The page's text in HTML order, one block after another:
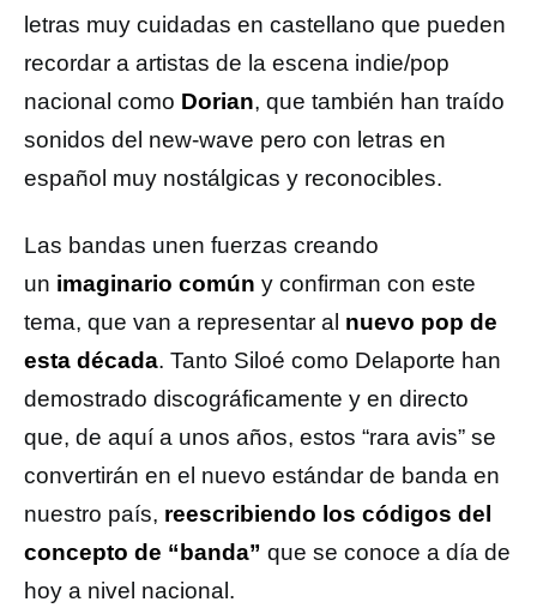
letras muy cuidadas en castellano que pueden
recordar a artistas de la escena indie/pop
nacional como Dorian, que también han traído
sonidos del new-wave pero con letras en
español muy nostálgicas y reconocibles.
Las bandas unen fuerzas creando
un imaginario común y confirman con este
tema, que van a representar al nuevo pop de
esta década. Tanto Siloé como Delaporte han
demostrado discográficamente y en directo
que, de aquí a unos años, estos “rara avis” se
convertirán en el nuevo estándar de banda en
nuestro país, reescribiendo los códigos del
concepto de “banda” que se conoce a día de
hoy a nivel nacional.